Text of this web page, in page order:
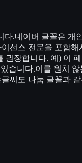
.네이버 글꼴은 개
선스 전문을 포함
권장합니다. 예) 이
습니다.이를 원치 않
씨도 나눔 글꼴과